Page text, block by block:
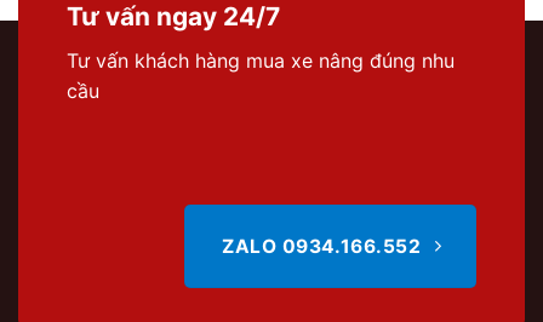
Tư vấn ngay 24/7
Tư vấn khách hàng mua xe nâng đúng nhu
cầu
ZALO 0934.166.552